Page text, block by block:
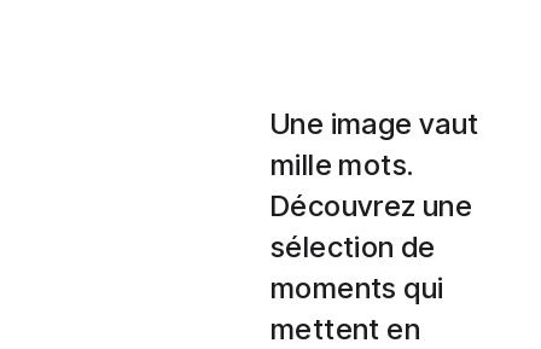
Une image vaut
mille mots.
Découvrez une
sélection de
moments qui
mettent en